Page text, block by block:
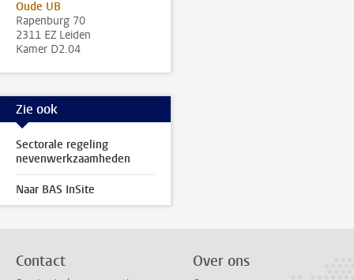
Oude UB
Rapenburg 70
2311 EZ Leiden
Kamer D2.04
Zie ook
Sectorale regeling
nevenwerkzaamheden
Naar BAS InSite
Contact Over ons